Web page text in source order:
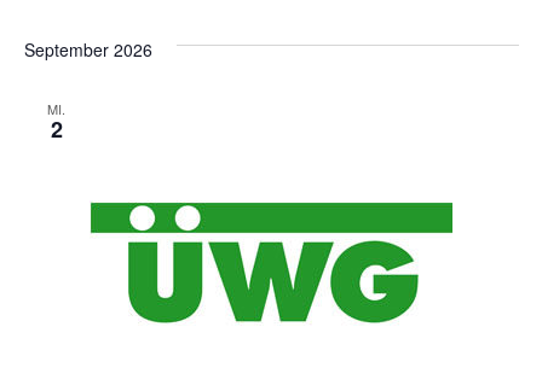
September 2026
MI.
2